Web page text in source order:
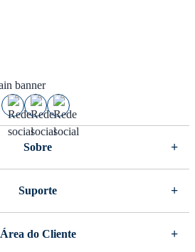
Sobre
Suporte
Área do Cliente